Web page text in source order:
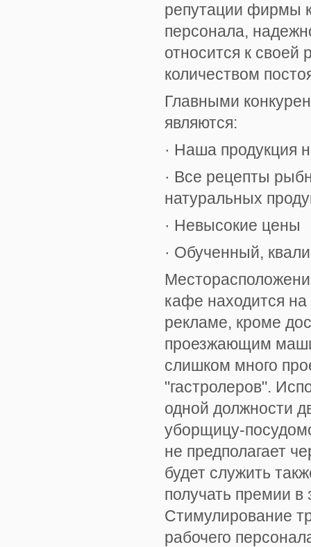
репутации фирмы
персонала,
относится к своей
количеством
Главными
являются:
· Наша продукция
· Все рецепты
натуральных
· Невысокие цены
· Обученный,
кафе находится
рекламе, кроме
проезжающим
слишком много
"гастролеров".
одной должности
уборщицу-
не предполагает
будет служить
получать премии в
Стимулирование
рабочего